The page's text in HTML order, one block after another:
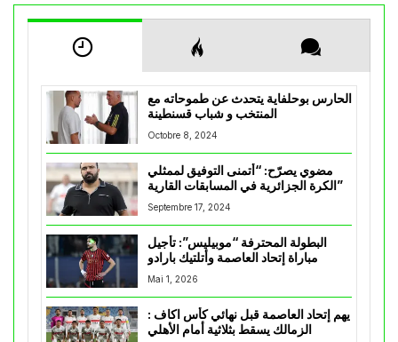
الحارس بوحلفاية يتحدث عن طموحاته مع
المنتخب و شباب قسنطينة
Octobre 8, 2024
مضوي يصرّح: “أتمنى التوفيق لممثلي
الكرة الجزائرية في المسابقات القارية”
Septembre 17, 2024
البطولة المحترفة “موبيليس”: تأجيل
مباراة إتحاد العاصمة وأتلتيك بارادو
Mai 1, 2026
يهم إتحاد العاصمة قبل نهائي كأس اكاف :